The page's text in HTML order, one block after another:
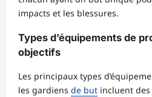
impacts et les blessures.
Types d’équipements de
objectifs
Les principaux types
les gardiens de but incluent